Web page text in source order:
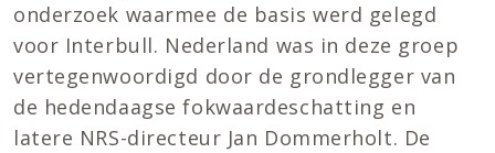
onderzoek waarmee de basis werd gelegd
voor Interbull. Nederland was in deze groep
vertegenwoordigd door de grondlegger van
de hedendaagse fokwaardeschatting en
latere NRS-directeur Jan Dommerholt. De